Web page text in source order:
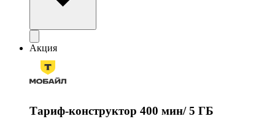
Акция
Тариф-конструктор 400 мин/ 5 ГБ